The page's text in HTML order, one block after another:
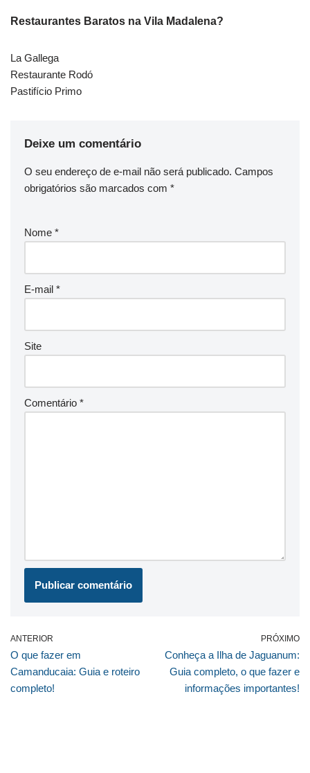
Restaurantes Baratos na Vila Madalena?
La Gallega
Restaurante Rodó
Pastifício Primo
Deixe um comentário
O seu endereço de e-mail não será publicado. Campos
obrigatórios são marcados com *
Nome *
E-mail *
Site
Comentário *
ANTERIOR
O que fazer em
Camanducaia: Guia e roteiro
completo!
PRÓXIMO
Conheça a Ilha de Jaguanum:
Guia completo, o que fazer e
informações importantes!